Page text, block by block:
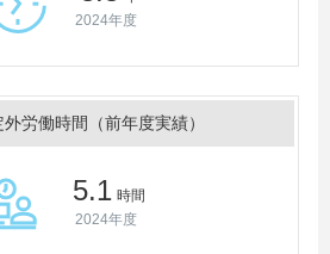
2024年度
労働時間（前年度実績）
5.1 時間
2024年度